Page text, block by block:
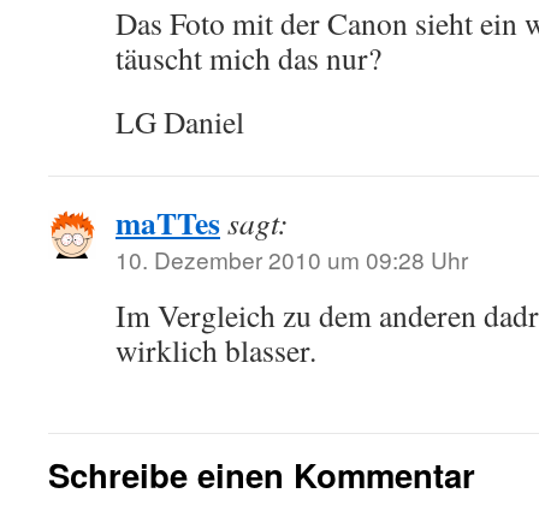
Das Foto mit der Canon sieht ein
täuscht mich das nur?
LG Daniel
maTTessagt:
10. Dezember 2010 um 09:28 Uhr
Im Vergleich zu dem anderen
wirklich blasser.
Schreibe einen Kommentar